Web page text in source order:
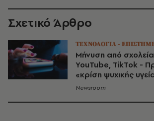
Σχετικό Άρθρο
ΤΕΧΝΟΛΟΓΙΑ -
Μήνυση από
YouTube, TikTok -
«κρίση ψυχικής
Newsroom